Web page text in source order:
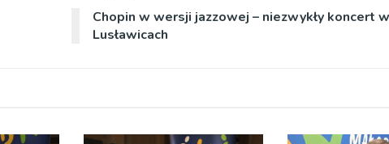
Chopin w wersji jazzowej – niezwykły koncert w
Lusławicach